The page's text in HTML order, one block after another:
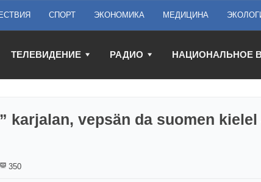
СПОРТ ЭКОНОМИКА МЕДИЦИНА
ТЕЛЕВИДЕНИЕ РАДИО НАЦИОНАЛЬНОЕ
karjalan, vepsän da suomen
350